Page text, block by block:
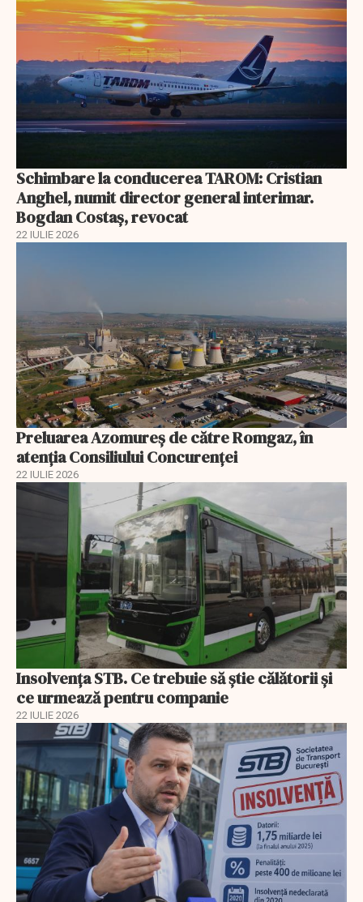
Schimbare la conducerea TAROM: Cristian
Anghel, numit director general interimar.
Bogdan Costaș, revocat
22 IULIE 2026
Preluarea Azomureş de către Romgaz, în
atenţia Consiliului Concurenţei
22 IULIE 2026
Insolvenţa STB. Ce trebuie să ştie călătorii şi
ce urmează pentru companie
22 IULIE 2026